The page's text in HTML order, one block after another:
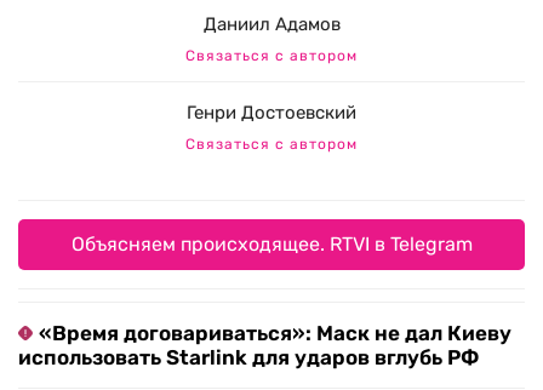
Даниил Адамов
Связаться с автором
Генри Достоевский
Связаться с автором
Объясняем происходящее. RTVI в Telegram
«Время договариваться»: Маск не дал Киеву
использовать Starlink для ударов вглубь РФ